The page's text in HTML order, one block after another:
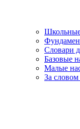
Словари
Базовые
Малые
За